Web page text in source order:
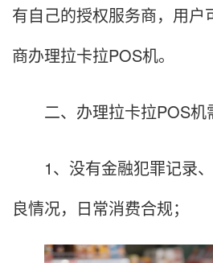
有自己的授权服务商，用户
商办理拉卡拉POS机。
二、办理拉卡拉POS机
1、没有金融犯罪记录、
良情况，日常消费合规；